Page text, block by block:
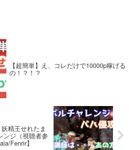
【超簡単】え、コレだけで10000p稼げる
の！？！？
精王せれたま
ジ（視聴者参
Fenrir】